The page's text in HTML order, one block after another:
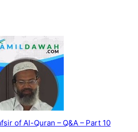
of Al-Quran – Q&A – Part 10